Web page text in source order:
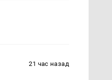
21 час назад